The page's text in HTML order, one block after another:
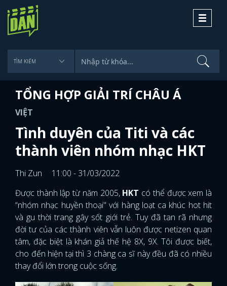
Toggle
TỔNG HỢP GIẢI TRÍ CHÂU Á
VIỆT
Tình duyên của Titi và các
thành viên nhóm nhạc HKT
Thi Zun
11:00 - 31/03/2022
Được thành lập từ năm 2005, HKT có thể được xem là
“nhóm nhạc huyền thoại" với hàng loạt ca khúc hot hit
và gu thời trang gây sốt giới trẻ. Tuy đã tan rã nhưng
đời tư của các thành viên vẫn luôn được netizen quan
tâm, đặc biệt là khán giả thế hệ 8X, 9X. Tôi được biết,
cho đến hiện tại thì 3 chàng ca sĩ này đều đã có nhiều
thay đổi lớn trong cuộc sống.